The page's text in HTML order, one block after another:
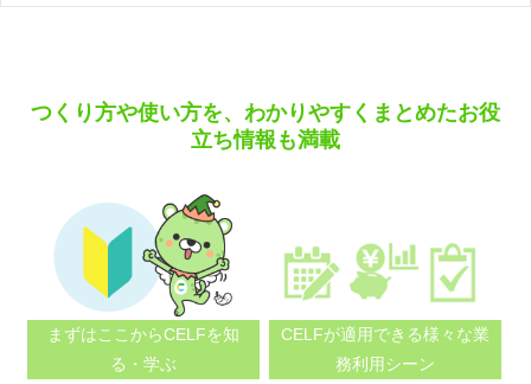
つくり方や使い方を、わかりやすくまとめたお役
立ち情報も満載
まずはここからCELFを知
る・学ぶ
CELFが適用できる様々な業
務利用シーン